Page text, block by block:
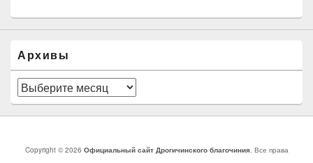
Архивы
Архивы
Copyright © 2026 Официальный сайт Дрогичинского благочиния. Все права